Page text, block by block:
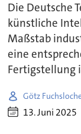
Die Deutsche
künstliche
Maßstab
eine
Fertigstellung
Götz
13. Juni 2025